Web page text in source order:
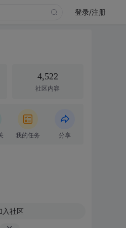
登录/注册
4,522
社区内容
我的任务 分享
入社区